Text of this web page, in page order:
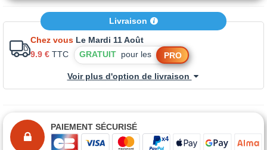
Livraison
Chez vous Le Mardi 11 Août
9.9 € TTC GRATUIT pour les PRO
Voir plus d'option de livraison
PAIEMENT SÉCURISÉ